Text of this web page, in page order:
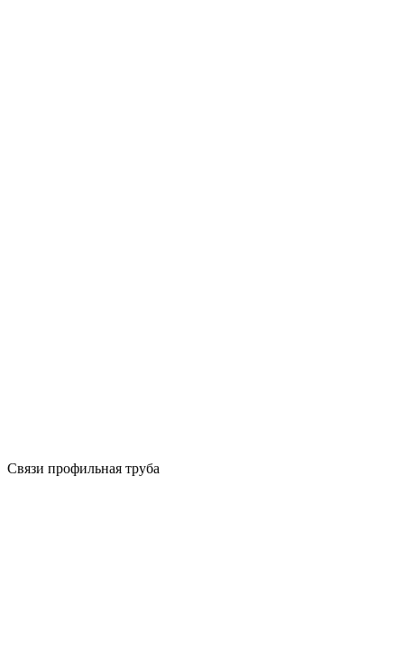
Связи профильная труба